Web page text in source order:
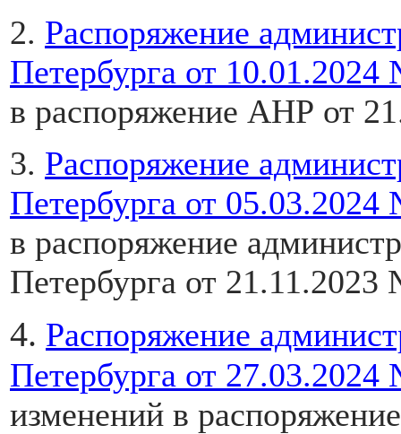
2. Распоряжение
Петербурга от
в распоряжение АНР от
3. Распоряжение
Петербурга от
в распоряжение
Петербурга от
4. Распоряжение
Петербурга от 27.03.2024
изменений в